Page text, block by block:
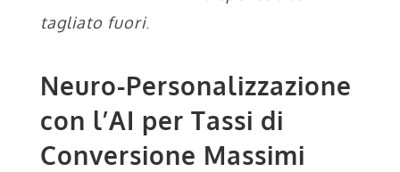
tagliato fuori.
Neuro-Personalizzazione
con l’AI per Tassi di
Conversione Massimi